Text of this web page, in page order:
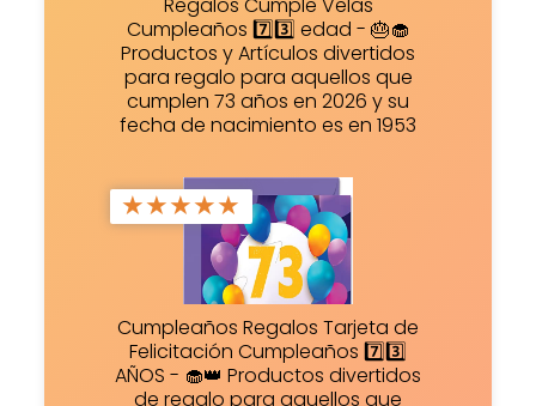
Cumpleaños 7️⃣3️⃣ edad - 🎂🧁
Productos y Artículos divertidos
para regalo para aquellos que
cumplen 73 años en 2026 y su
fecha de nacimiento es en 1953
★★★★★
Cumpleaños Regalos Tarjeta de
Felicitación Cumpleaños 7️⃣3️⃣
AÑOS - 🧁👑 Productos divertidos
de regalo para aquellos que